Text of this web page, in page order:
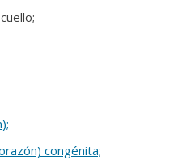
congénita;